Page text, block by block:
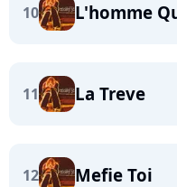
10 L'homme
11 La Treve
12 Mefie Toi